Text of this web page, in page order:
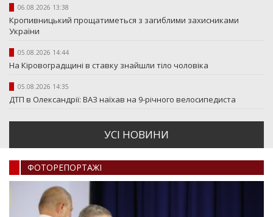
06.08.2026 13:38
Кропивницький прощатиметься з загиблими захисниками
України
05.08.2026 14:44
На Кіровоградщині в ставку знайшли тіло чоловіка
05.08.2026 14:35
ДТП в Олександрії: ВАЗ наїхав на 9-річного велосипедиста
УСI НОВИНИ
ФОТОРЕПОРТАЖI